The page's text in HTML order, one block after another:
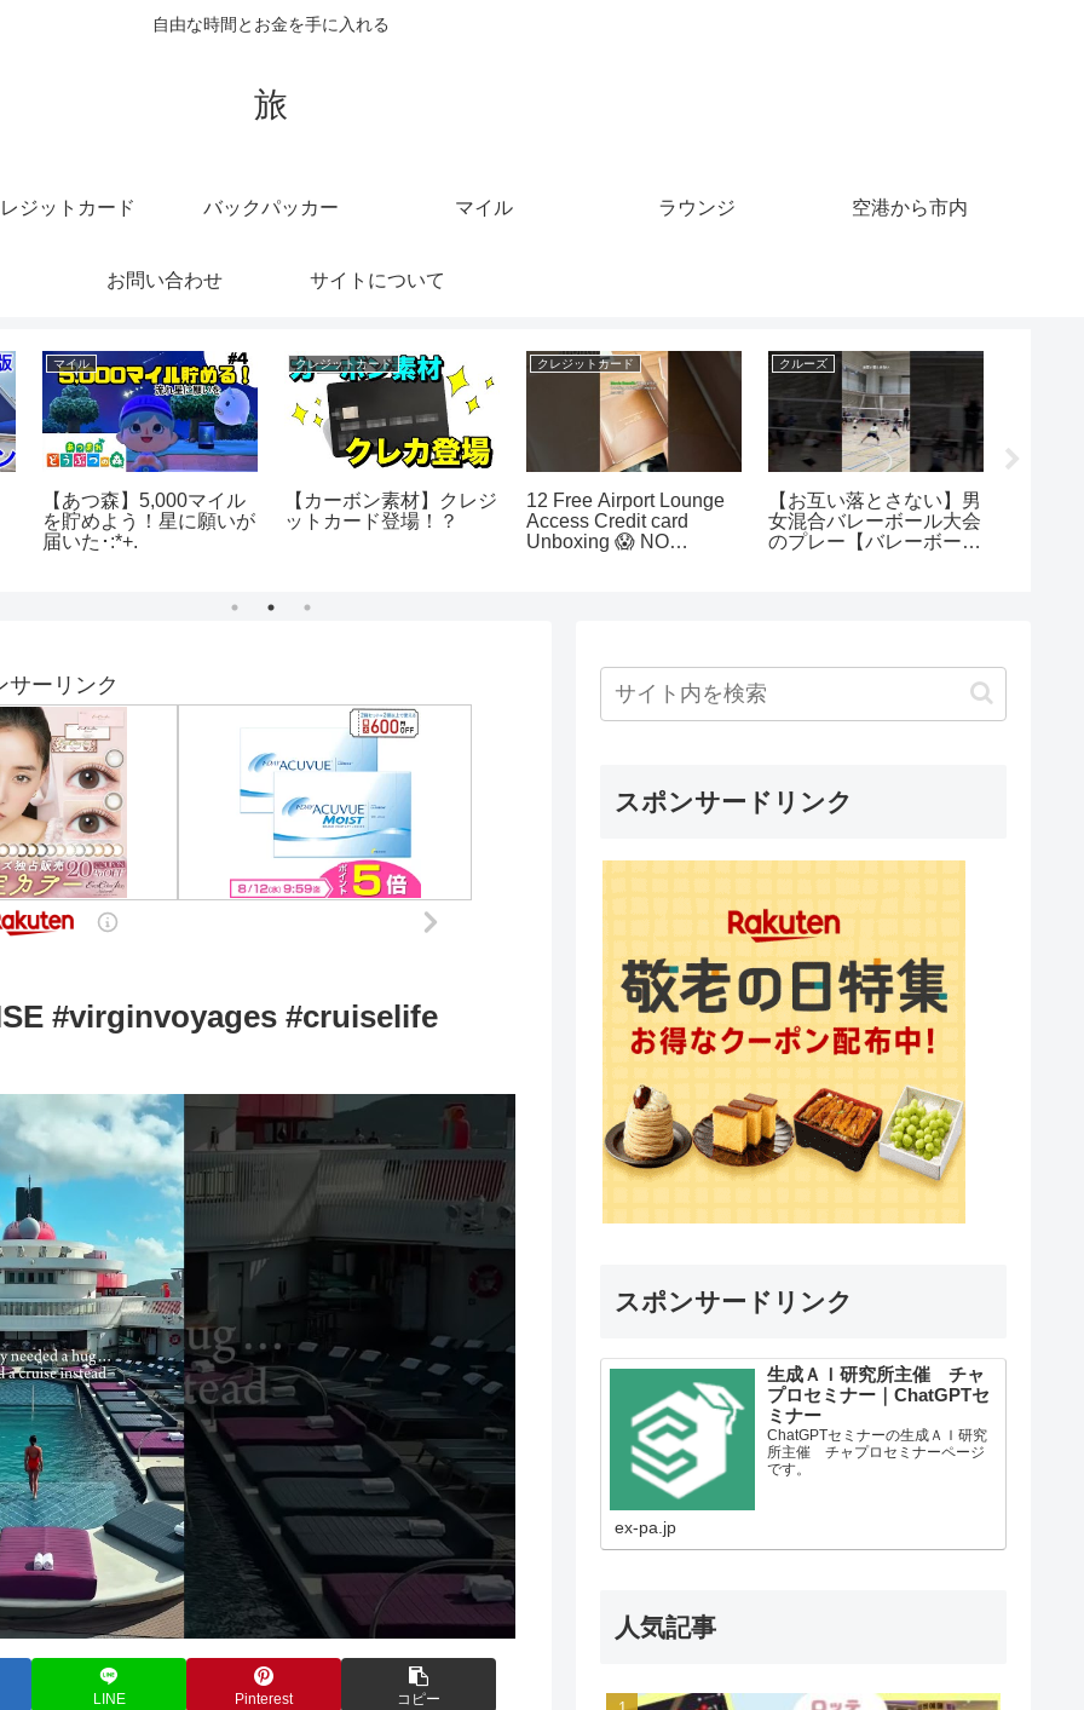
自由な時間とお金を手に入れる
旅
ジットカード バックパッカー マイル ラウンジ 空港から市内
お問い合わせ サイトについて
マイル
【あつ森】5,000マイル
を貯めよう！星に願いが
届いた･:*+.
クレジットカード
【カーボン素材】クレジ
ットカード登場！？
クレジットカード
12 Free Airport Lounge
Access Credit card
Unboxing 😱 NO
クルーズ
【お互い落とさない】男
女混合バレーボール大会
のプレー【バレーボール
サーリンク
#virginvoyages #cruiselife
LINE Pinterest コピー
スポンサードリンク
スポンサードリンク
生成ＡＩ研究所主催 チャ
プロセミナー｜ChatGPTセ
ミナー
ChatGPTセミナーの生成ＡＩ研究
所主催 チャプロセミナーページ
です。
ex-pa.jp
人気記事